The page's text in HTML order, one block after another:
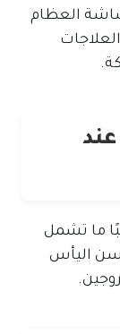
العظام
ما تشمل
سن اليأس